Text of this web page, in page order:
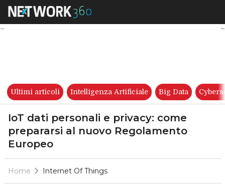
IoT dati personali e privacy:
Ultimi articoli Intelligenza Artificiale Big Data
IoT dati personali e privacy: come
prepararsi al nuovo Regolamento
Europeo
Home Internet Of Things